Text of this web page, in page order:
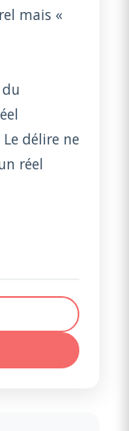
mais «
du
délire ne
réel